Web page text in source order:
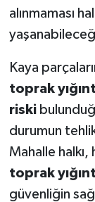
alınmaması
Kaya
toprak
riski
durumun
Mahalle halkı,
toprak
güvenliğin